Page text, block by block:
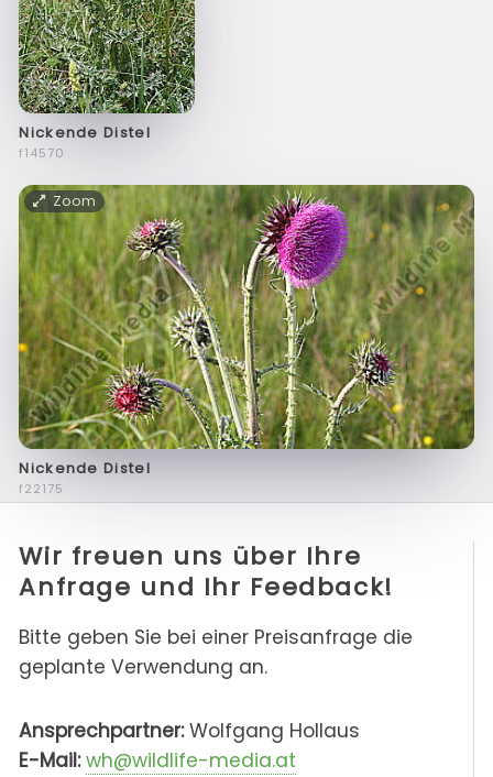
Nickende Distel
f14570
Zoom
Nickende Distel
f22175
Wir freuen uns über Ihre
Anfrage und Ihr Feedback!
Bitte geben Sie bei einer Preisanfrage die
geplante Verwendung an.
Ansprechpartner:Wolfgang Hollaus
E-Mail: wh@wildlife-media.at